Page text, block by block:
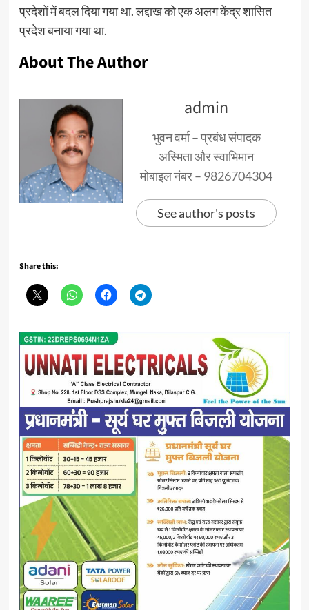
प्रदेशों में बदल दिया गया था. लद्दाख को एक अलग केंद्र शासित
प्रदेश बनाया गया था.
About The Author
admin
भुवन वर्मा – प्रबंध संपादक
अस्मिता और स्वाभिमान
मोबाइल नंबर – 9826704304
See author's posts
Share this: